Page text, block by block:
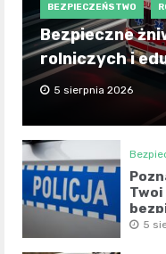
BEZPIECZEŃSTWO
Bezpieczne
rolniczych i
5 sierpnia 2026
5